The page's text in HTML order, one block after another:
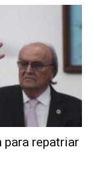
para repatriar